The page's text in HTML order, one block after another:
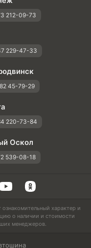
212-09-73
229-47-33
45-79-29
220-73-84
Оскол
539-08-18
характер и
о наличии и стоимости
менеджеров.